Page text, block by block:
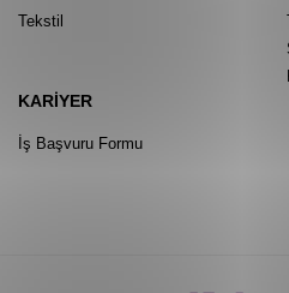
Tekstil
KARIYER
İş Başvuru Formu